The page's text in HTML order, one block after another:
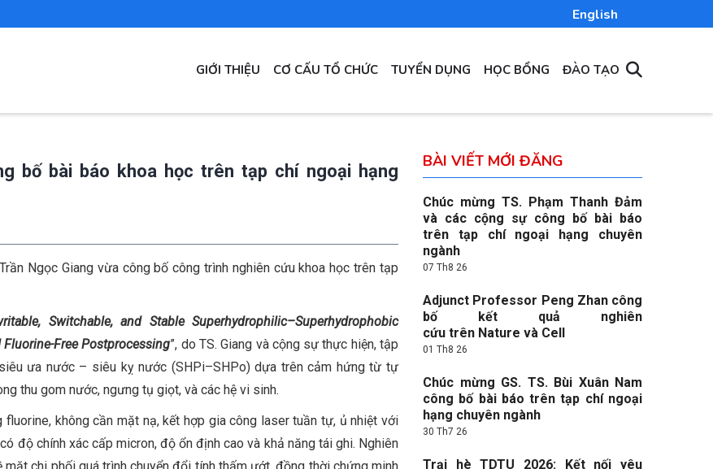
English
MAIN
NAVIGATION
GIỚI THIỆU CƠ CẤU TỔ CHỨC TUYỂN DỤNG HỌC BỔNG ĐÀO TẠO
bố bài báo khoa học trên tạp chí ngoại hạng
Ngọc Giang vừa công bố công trình nghiên cứu khoa học trên tạp
Switchable, and Stable Superhydrophilic–Superhydrophobic
Free Postprocessing”, do TS. Giang và cộng sự thực hiện, tập
ưa nước – siêu kỵ nước (SHPi–SHPo) dựa trên cảm hứng từ tự
thu gom nước, ngưng tụ giọt, và các hệ vi sinh.
không cần mặt nạ, kết hợp gia công laser tuần tự, ủ nhiệt với
độ chính xác cấp micron, độ ổn định cao và khả năng tái ghi. Nghiên
BÀI VIẾT MỚI ĐĂNG
Chúc mừng TS. Phạm Thanh Đảm
và các cộng sự công bố bài báo
trên tạp chí ngoại hạng chuyên
ngành
07 Th8 26
Adjunct Professor Peng Zhan công
bố kết quả nghiên
cứu trên Nature và Cell
01 Th8 26
Chúc mừng GS. TS. Bùi Xuân Nam
công bố bài báo trên tạp chí ngoại
hạng chuyên ngành
30 Th7 26
Trại hè TDTU 2026: Kết nối yêu